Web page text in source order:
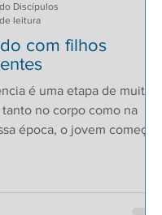
com filhos
é uma etapa de muitas
tanto no corpo como na
época, o jovem começa a
Discípulos
leitura